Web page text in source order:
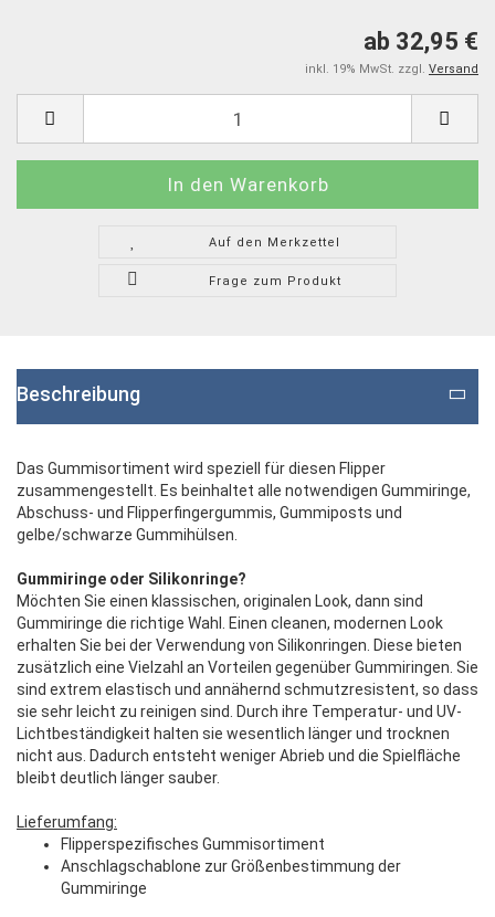
ab 32,95 €
inkl. 19% MwSt. zzgl. Versand
Auf den Merkzettel
Frage zum Produkt
Beschreibung
Das Gummisortiment wird speziell für diesen Flipper
zusammengestellt. Es beinhaltet alle notwendigen Gummiringe,
Abschuss- und Flipperfingergummis, Gummiposts und
gelbe/schwarze Gummihülsen.
Gummiringe oder Silikonringe?
Möchten Sie einen klassischen, originalen Look, dann sind
Gummiringe die richtige Wahl. Einen cleanen, modernen Look
erhalten Sie bei der Verwendung von Silikonringen. Diese bieten
zusätzlich eine Vielzahl an Vorteilen gegenüber Gummiringen. Sie
sind extrem elastisch und annähernd schmutzresistent, so dass
sie sehr leicht zu reinigen sind. Durch ihre Temperatur- und UV-
Lichtbeständigkeit halten sie wesentlich länger und trocknen
nicht aus. Dadurch entsteht weniger Abrieb und die Spielfläche
bleibt deutlich länger sauber.
Lieferumfang:
Flipperspezifisches Gummisortiment
Anschlagschablone zur Größenbestimmung der
Gummiringe